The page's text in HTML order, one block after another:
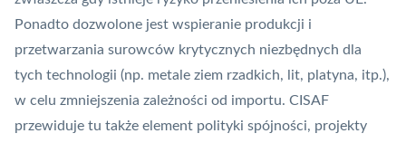
Ponadto dozwolone jest wspieranie produkcji i
przetwarzania surowców krytycznych niezbędnych dla
tych technologii (np. metale ziem rzadkich, lit, platyna, itp.),
w celu zmniejszenia zależności od importu. CISAF
przewiduje tu także element polityki spójności, projekty